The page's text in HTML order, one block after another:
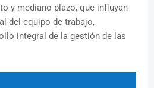
y mediano plazo, que influyan
del equipo de trabajo,
integral de la gestión de las